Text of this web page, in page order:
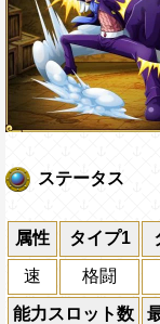
ステータス
属性 タイプ1
速 格闘
能力スロット数